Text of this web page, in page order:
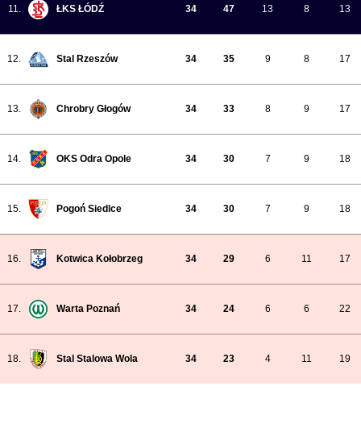
11. ŁKS ŁÓDŹ 34 47 13 8 13
12. Stal Rzeszów 34 35 9 8 17
13. Chrobry Głogów 34 33 8 9 17
14. OKS Odra Opole 34 30 7 9 18
15. Pogoń Siedlce 34 30 7 9 18
16. Kotwica Kołobrzeg 34 29 6 11 17
17. Warta Poznań 34 24 6 6 22
18. Stal Stalowa Wola 34 23 4 11 19